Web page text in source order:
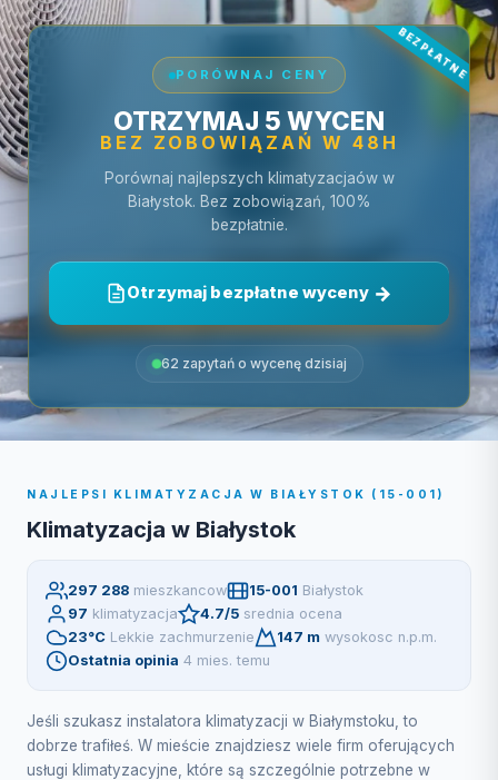
PORÓWNAJ CENY
OTRZYMAJ 5 WYCEN
BEZ ZOBOWIĄZAŃ W 48H
Porównaj najlepszych klimatyzacjaów w
Białystok. Bez zobowiązań, 100%
bezpłatnie.
Otrzymaj bezpłatne wyceny
62 zapytań o wycenę dzisiaj
NAJLEPSI KLIMATYZACJA W BIAŁYSTOK (15-001)
Klimatyzacja w Białystok
297 288 mieszkancow 15-001 Białystok
97 klimatyzacja 4.7/5 srednia ocena
23°C Lekkie zachmurzenie 147 m wysokosc n.p.m.
Ostatnia opinia 4 mies. temu
Jeśli szukasz instalatora klimatyzacji w Białymstoku, to
dobrze trafiłeś. W mieście znajdziesz wiele firm oferujących
usługi klimatyzacyjne, które są szczególnie potrzebne w